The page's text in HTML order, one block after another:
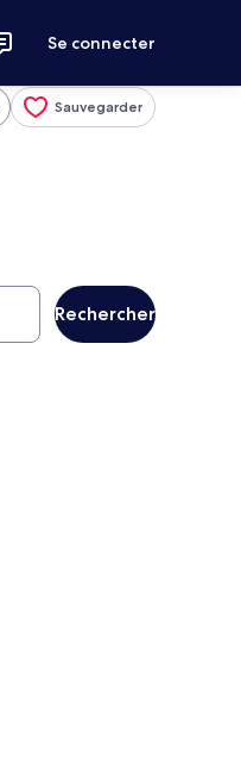
Se connecter
Sauvegarder
Rechercher